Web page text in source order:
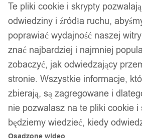
Te pliki cookie i skrypty
odwiedziny i źródła ruchu,
poprawiać wydajność naszej
znać najbardziej i najmniej
zobaczyć, jak odwiedzający
stronie. Wszystkie informacje,
zbierają, są zagregowane i
nie pozwalasz na te pliki cookie i
będziemy wiedzieć, kiedy